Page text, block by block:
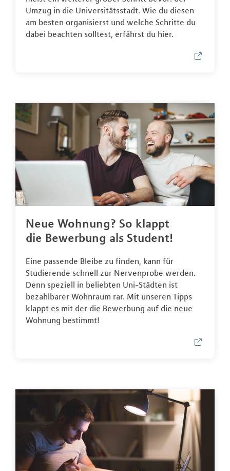
Umzug in die Universitätsstadt. Wie du diesen
am besten organisierst und welche Schritte du
dabei beachten solltest, erfährst du hier.
Neue Wohnung? So klappt
die Bewerbung als Student!
Eine passende Bleibe zu finden, kann für
Studierende schnell zur Nervenprobe werden.
Denn speziell in beliebten Uni-Städten ist
bezahlbarer Wohnraum rar. Mit unseren Tipps
klappt es mit der die Bewerbung auf die neue
Wohnung bestimmt!